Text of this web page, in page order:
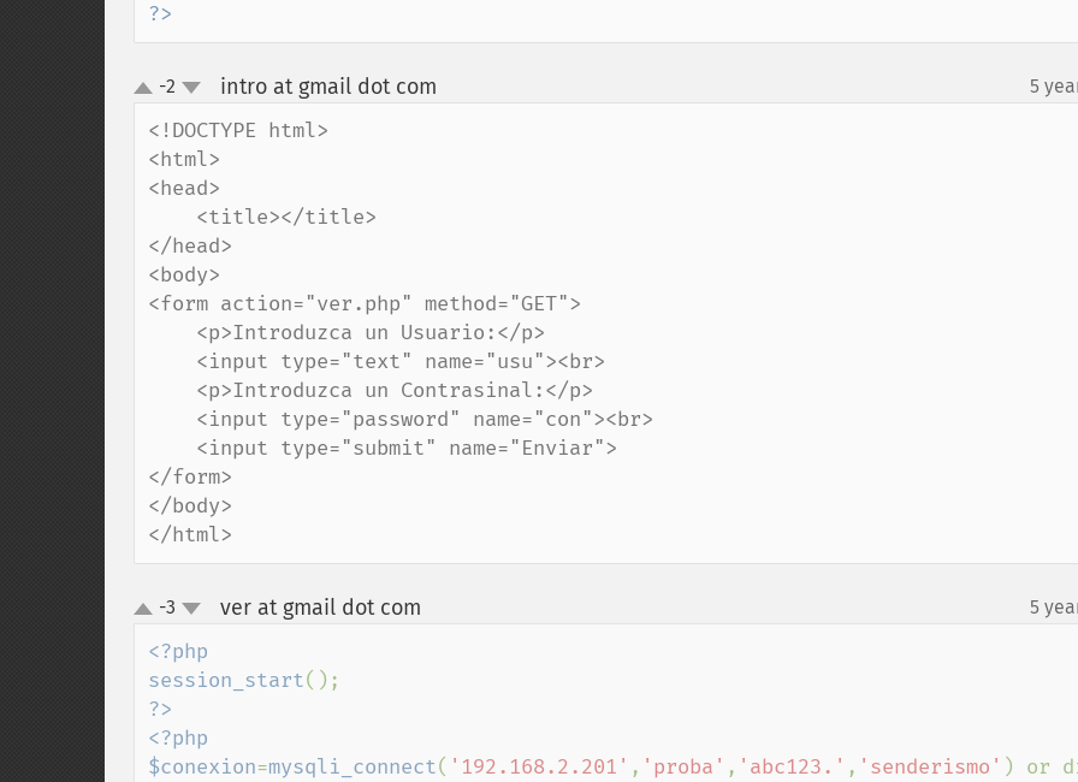
?>
up
down
-2 intro at gmail dot com 5
<!DOCTYPE html>
<html>
<head>
</head>
<body>
<form action="ver.php" method="GET">
</form>
</body>
</html>
up-3 ver at gmail dot com 5
<?php
session_start
?>
<?php
$conexion=mysqli_connect( '192.168.2.201' , 'proba' , 'abc123.' , 'senderismo' ) or